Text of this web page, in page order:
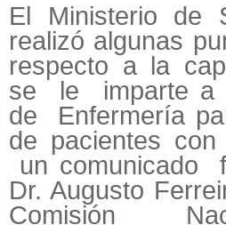
El Ministerio de
realizó algunas
respecto a la
se le imparte a
de Enfermería
de pacientes
un comunicado
Dr. Augusto
Comisión